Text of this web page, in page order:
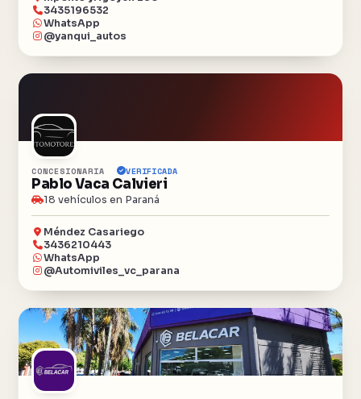
3435196532
WhatsApp
@yanqui_autos
CONCESIONARIA VERIFICADA
Pablo Vaca Calvieri
18 vehículos en Paraná
Méndez Casariego
3436210443
WhatsApp
@Automiviles_vc_parana